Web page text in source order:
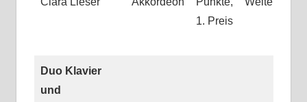
1. Preis
Duo Klavier
und